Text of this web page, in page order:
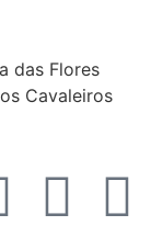
das Flores
Cavaleiros